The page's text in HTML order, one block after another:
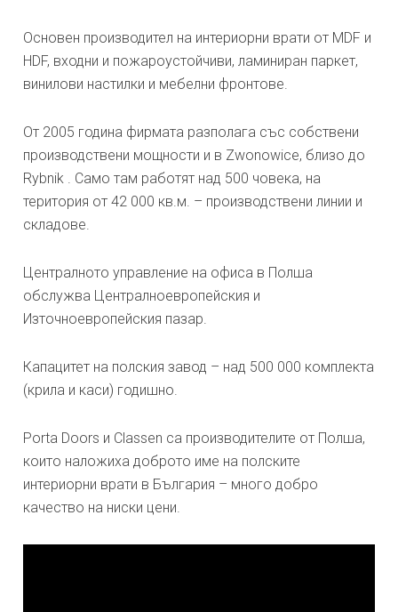
Основен производител на интериорни врати от MDF и
HDF, входни и пожароустойчиви, ламиниран паркет,
винилови настилки и мебелни фронтове.
От 2005 година фирмата разполага със собствени
производствени мощности и в Zwonowice, близо до
Rybnik . Само там работят над 500 човека, на
територия от 42 000 кв.м. – производствени линии и
складове.
Централното управление на офиса в Полша
обслужва Централноевропейския и
Източноевропейския пазар.
Капацитет на полския завод – над 500 000 комплекта
(крила и каси) годишно.
Porta Doors и Classen са производителите от Полша,
които наложиха доброто име на полските
интериорни врати в България – много добро
качество на ниски цени.